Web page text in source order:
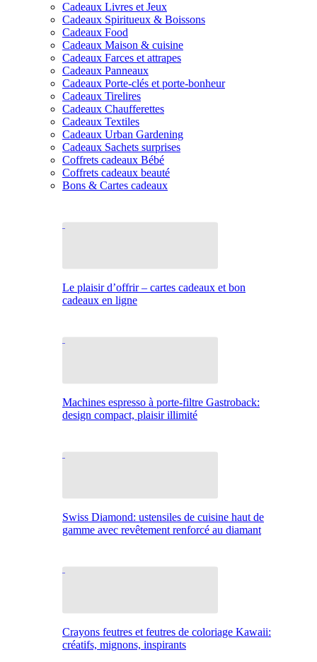
Cadeaux Livres et Jeux
Cadeaux Spiritueux & Boissons
Cadeaux Food
Cadeaux Maison & cuisine
Cadeaux Farces et attrapes
Cadeaux Panneaux
Cadeaux Porte-clés et porte-bonheur
Cadeaux Tirelires
Cadeaux Chaufferettes
Cadeaux Textiles
Cadeaux Urban Gardening
Cadeaux Sachets surprises
Coffrets cadeaux Bébé
Coffrets cadeaux beauté
Bons & Cartes cadeaux
Le plaisir d’offrir – cartes cadeaux et bon
cadeaux en ligne
Machines espresso à porte-filtre Gastroback:
design compact, plaisir illimité
Swiss Diamond: ustensiles de cuisine haut de
gamme avec revêtement renforcé au diamant
Crayons feutres et feutres de coloriage Kawaii:
créatifs, mignons, inspirants